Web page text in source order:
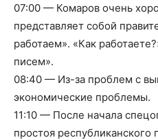
07:00 — Комаров очень
представляет собой
работаем». «Как
писем».
08:40 — Из-за проблем с
экономические проблемы.
11:10 — После начала
простоя республиканского